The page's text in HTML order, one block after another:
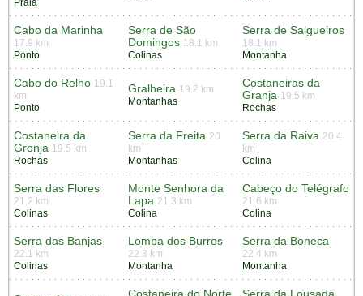
Praia
Cabo da Marinha
17.9 km
Ponto
Serra de São
Domingos 18.1 km
Colinas
Serra de Salgueiros
18.1 km
Montanha
Cabo do Relho 19.1
km
Ponto
Gralheira 19.2 km
Montanhas
Costaneiras da
Granja 19.5 km
Rochas
Costaneira da
Gronja 19.5 km
Rochas
Serra da Freita 20
km
Montanhas
Serra da Raiva 20.4
km
Colina
Serra das Flores
21.2 km
Colinas
Monte Senhora da
Lapa 21.3 km
Colina
Cabeço do Telégrafo
21.6 km
Colina
Serra das Banjas
22.1 km
Colinas
Lomba dos Burros
22.3 km
Montanha
Serra da Boneca
22.4 km
Montanha